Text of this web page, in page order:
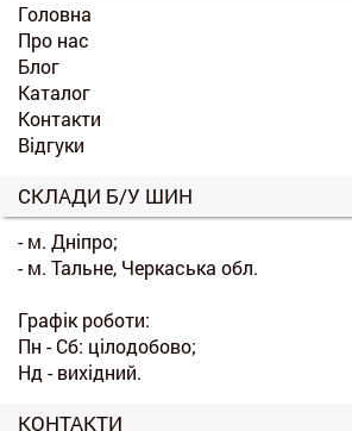
Головна
Про нас
Блог
Каталог
Контакти
Відгуки
СКЛАДИ Б/У ШИН
- м. Дніпро;
- м. Тальне, Черкаська обл.
Графік роботи:
Пн - Сб: цілодобово;
Нд - вихідний.
КОНТАКТИ